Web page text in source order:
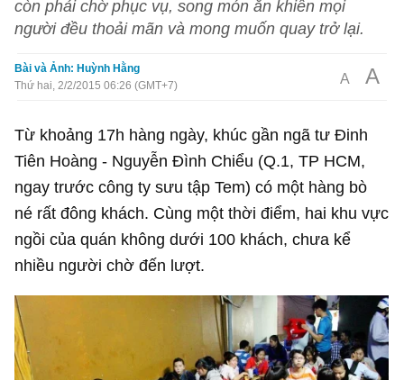
còn phải chờ phục vụ, song món ăn khiến mọi
người đều thoải mãn và mong muốn quay trở lại.
Bài và Ảnh: Huỳnh Hằng
Thứ hai, 2/2/2015 06:26 (GMT+7)
A A
Từ khoảng 17h hàng ngày, khúc gần ngã tư Đinh
Tiên Hoàng - Nguyễn Đình Chiểu (Q.1, TP HCM,
ngay trước công ty sưu tập Tem) có một hàng bò
né rất đông khách. Cùng một thời điểm, hai khu vực
ngồi của quán không dưới 100 khách, chưa kể
nhiều người chờ đến lượt.